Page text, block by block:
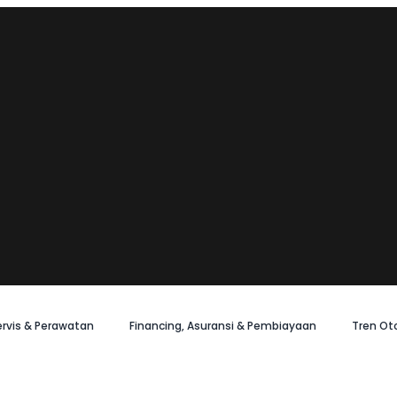
& Perawatan Financing, Asuransi & Pembiayaan Tren